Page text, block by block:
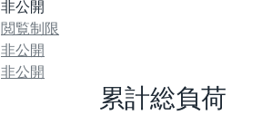
非公開
閲覧制限
非公開
非公開
累計総負荷